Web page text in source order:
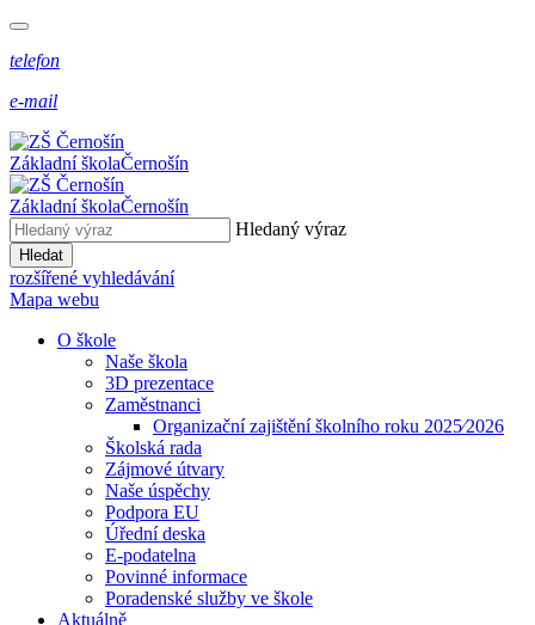
telefon
e-mail
Základní školaČernošín
Základní školaČernošín
Hledaný výraz
Hledat
rozšířené vyhledávání
Mapa webu
O škole
Naše škola
3D prezentace
Zaměstnanci
Organizační zajištění školního roku 2025⁄2026
Školská rada
Zájmové útvary
Naše úspěchy
Podpora EU
Úřední deska
E-podatelna
Povinné informace
Poradenské služby ve škole
Aktuálně